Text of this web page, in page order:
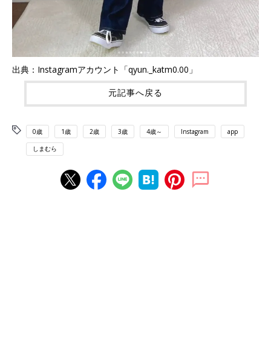
出典：Instagramアカウント「qyun._katm0.00」
元記事へ戻る
0歳 1歳 2歳 3歳 4歳～ Instagram app
しまむら